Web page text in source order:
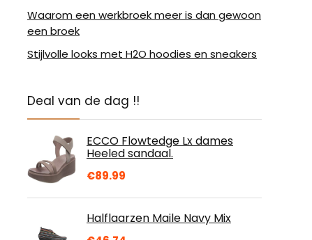
Waarom een werkbroek meer is dan gewoon
een broek
Stijlvolle looks met H2O hoodies en sneakers
Deal van de dag !!
ECCO Flowtedge Lx dames
Heeled sandaal.
€89.99
Halflaarzen Maile Navy Mix